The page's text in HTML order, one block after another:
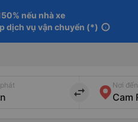
nếu nhà xe
dịch vụ vận chuyển (*) info
import_export
Nơi đến